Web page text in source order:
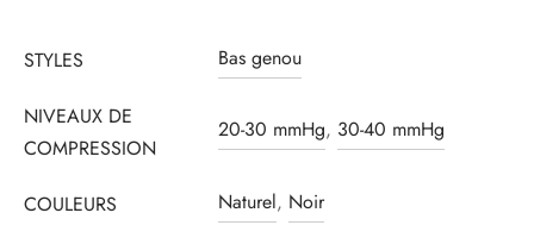
STYLES Bas genou
NIVEAUX DE
COMPRESSION
20-30 mmHg, 30-40 mmHg
COULEURS Naturel, Noir